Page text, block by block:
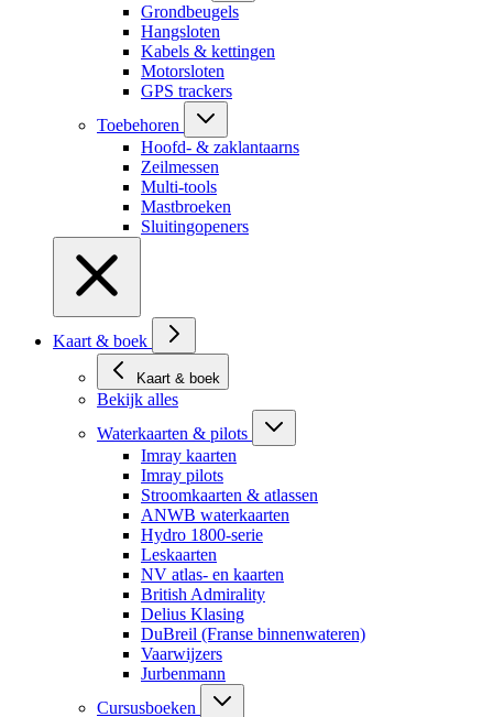
Grondbeugels
Hangsloten
Kabels & kettingen
Motorsloten
GPS trackers
Toebehoren
Hoofd- & zaklantaarns
Zeilmessen
Multi-tools
Mastbroeken
Sluitingopeners
Kaart & boek
Kaart & boek
Bekijk alles
Waterkaarten & pilots
Imray kaarten
Imray pilots
Stroomkaarten & atlassen
ANWB waterkaarten
Hydro 1800-serie
Leskaarten
NV atlas- en kaarten
British Admirality
Delius Klasing
DuBreil (Franse binnenwateren)
Vaarwijzers
Jurbenmann
Cursusboeken